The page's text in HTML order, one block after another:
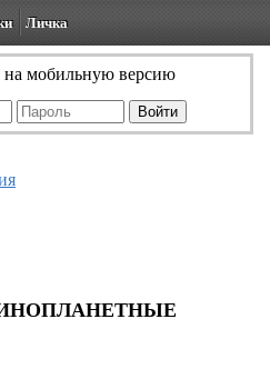
Личка
мобильную версию